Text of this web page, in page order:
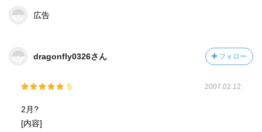
広告
dragonfly0326さん フォロー
5 2007.02.12
2月?
[内容]